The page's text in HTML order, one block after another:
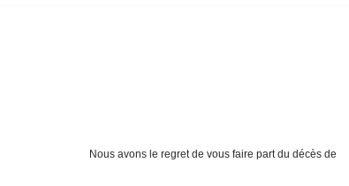
Nous avons le regret de vous faire part du décès de